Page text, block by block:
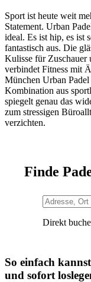
Sport ist heute weit
Statement. Urban
ideal. Es ist hip, es ist
fantastisch aus. Die
Kulisse für Zuschauer
verbindet Fitness mit
München Urban
Kombination aus
spiegelt genau das
zum stressigen
verzichten.
Finde
Direkt
So einfach
und sofort